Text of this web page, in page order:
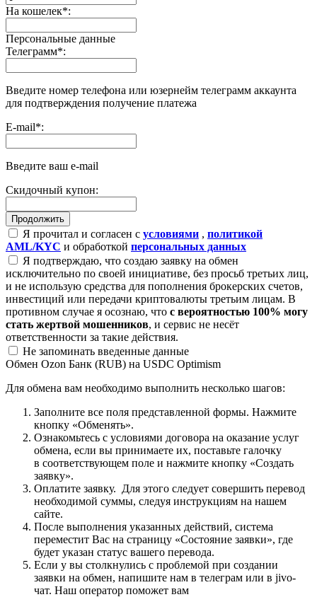
На кошелек*:
Персональные данные
Телеграмм*:
Введите номер телефона или юзернейм телеграмм аккаунта
для подтверждения получение платежа
E-mail*:
Введите ваш e-mail
Скидочный купон:
Я прочитал и согласен с условиями , политикой
AML/KYC и обработкой персональных данных
Я подтверждаю, что создаю заявку на обмен
исключительно по своей инициативе, без просьб третьих лиц,
и не использую средства для пополнения брокерских счетов,
инвестиций или передачи криптовалюты третьим лицам. В
противном случае я осознаю, что с вероятностью 100% могу
стать жертвой мошенников, и сервис не несёт
ответственности за такие действия.
Не запоминать введенные данные
Обмен Ozon Банк (RUB) на USDC Optimism
Для обмена вам необходимо выполнить несколько шагов:
Заполните все поля представленной формы. Нажмите
кнопку «Обменять».
Ознакомьтесь с условиями договора на оказание услуг
обмена, если вы принимаете их, поставьте галочку
в соответствующем поле и нажмите кнопку «Создать
заявку».
Оплатите заявку. Для этого следует совершить перевод
необходимой суммы, следуя инструкциям на нашем
сайте.
После выполнения указанных действий, система
переместит Вас на страницу «Состояние заявки», где
будет указан статус вашего перевода.
Если у вы столкнулись с проблемой при создании
заявки на обмен, напишите нам в телеграм или в jivo-
чат. Наш оператор поможет вам